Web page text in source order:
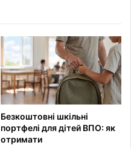
Безкоштовні шкільні
портфелі для дітей ВПО: як
отримати